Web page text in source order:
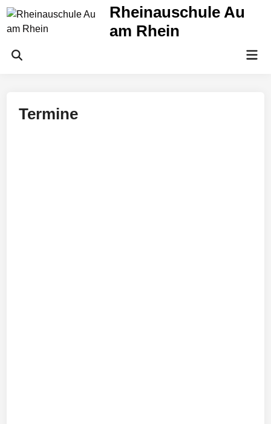
Zum
Inhalt
springen
Rheinauschule Au
am Rhein
Suche
Termine